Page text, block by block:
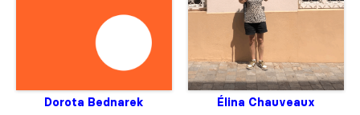
Dorota Bednarek
Élina Chauveaux